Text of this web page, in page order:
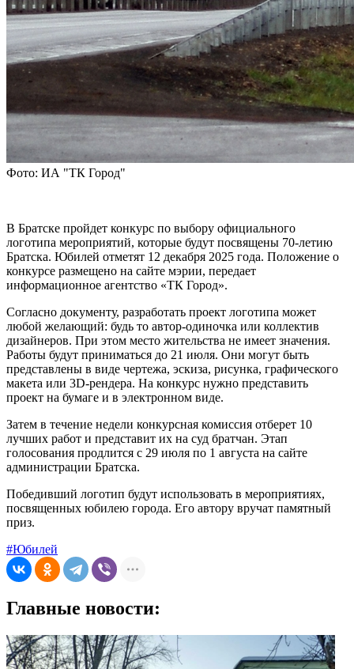
Фото: ИА "ТК Город"
В Братске пройдет конкурс по выбору официального
логотипа мероприятий, которые будут посвящены 70-летию
Братска. Юбилей отметят 12 декабря 2025 года. Положение о
конкурсе размещено на сайте мэрии, передает
информационное агентство «ТК Город».
Согласно документу, разработать проект логотипа может
любой желающий: будь то автор-одиночка или коллектив
дизайнеров. При этом место жительства не имеет значения.
Работы будут приниматься до 21 июля. Они могут быть
представлены в виде чертежа, эскиза, рисунка, графического
макета или 3D-рендера. На конкурс нужно представить
проект на бумаге и в электронном виде.
Затем в течение недели конкурсная комиссия отберет 10
лучших работ и представит их на суд братчан. Этап
голосования продлится с 29 июля по 1 августа на сайте
администрации Братска.
Победивший логотип будут использовать в мероприятиях,
посвященных юбилею города. Его автору вручат памятный
приз.
#Юбилей
Главные новости: